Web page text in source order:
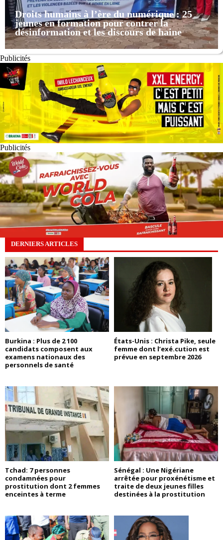
Droits humains à l’ère du numérique : 25
jeunes en formation pour contrer la
désinformation et les discours de haine
Publicités
Publicités
DERNIERS ARTICLES
Burkina : Plus de 2 100
candidats composent aux
examens nationaux des
personnels de santé
États-Unis : Christa Pike, seule
femme dont l’exé.cution est
prévue en septembre 2026
Tchad: 7 personnes
condamnées pour
prostitution dont 2 femmes
enceintes à terme
Sénégal : Une Nigériane
arrêtée pour proxénétisme et
traite de deux jeunes filles
destinées à la prostitution